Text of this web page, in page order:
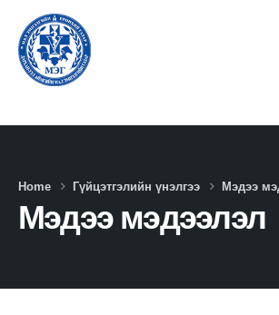
Home Гүйцэтгэлийн үнэлгээ Мэдээ
Мэдээ мэдээлэл